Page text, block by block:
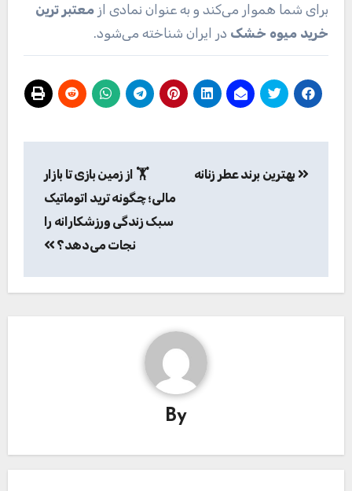
برای شما هموار می‌کند و به عنوان نمادی از معتبر ترین
خرید میوه خشک در ایران شناخته می‌شود.
نوشته
بهترین برند عطر زنانه
🏋️ از زمین بازی تا بازار
مالی؛ چگونه ترید اتوماتیک
سبک زندگی ورزشکارانه را
نجات می‌دهد؟
By